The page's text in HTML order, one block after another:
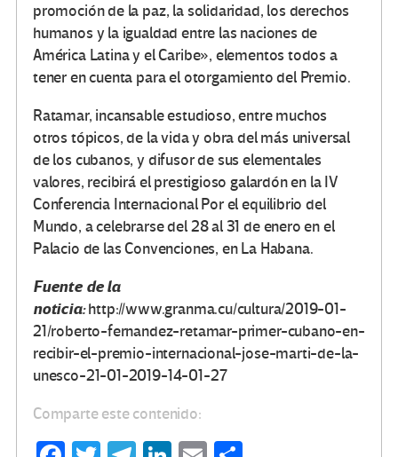
promoción de la paz, la solidaridad, los derechos
humanos y la igualdad entre las naciones de
América Latina y el Caribe», elementos todos a
tener en cuenta para el otorgamiento del Premio.
Ratamar, incansable estudioso, entre muchos
otros tópicos, de la vida y obra del más universal
de los cubanos, y difusor de sus elementales
valores, recibirá el prestigioso galardón en la IV
Conferencia Internacional Por el equilibrio del
Mundo, a celebrarse del 28 al 31 de enero en el
Palacio de las Convenciones, en La Habana.
Fuente de la
noticia:http://www.granma.cu/cultura/2019-01-
21/roberto-fernandez-retamar-primer-cubano-en-
recibir-el-premio-internacional-jose-marti-de-la-
unesco-21-01-2019-14-01-27
Comparte este contenido: